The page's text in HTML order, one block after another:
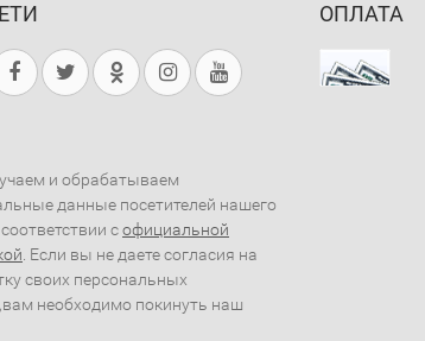
и обрабатываем
данные посетителей нашего
софициальной
. Если вы не даете согласия на
своих персональных
необходимо покинуть наш
ОПЛАТА